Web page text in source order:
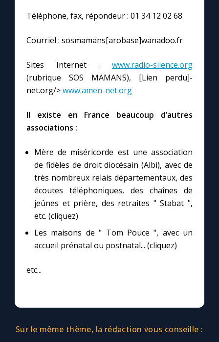
Téléphone, fax, répondeur : 01 34 12 02 68
Courriel : sosmamans[arobase]wanadoo.fr
Sites Internet : www.radio-silence.org
(rubrique SOS MAMANS), [Lien perdu]-
net.org/>www.amen-net.org
Il existe en France beaucoup d’autres
associations :
Mère de miséricorde est une association
de fidèles de droit diocésain (Albi), avec de
très nombreux relais départementaux, des
écoutes téléphoniques, des chaînes de
jeûnes et prière, des retraites " Stabat ",
etc. (cliquez)
Les maisons de " Tom Pouce ", avec un
accueil prénatal ou postnatal... (cliquez)
etc...
Sur le même thème, la rédaction vous conseille :